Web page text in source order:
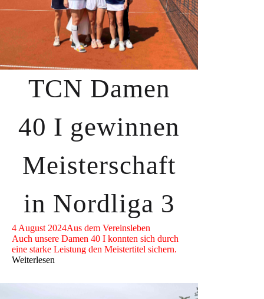
TCN Damen
40 I gewinnen
Meisterschaft
in Nordliga 3
4 August 2024Aus dem Vereinsleben
Auch unsere Damen 40 I konnten sich durch
eine starke Leistung den Meistertitel sichern.
Weiterlesen